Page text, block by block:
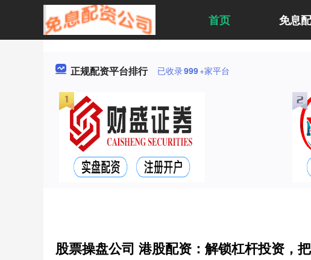
首页 免息
正规配资平台排行 已收录999+家平台
股票操盘公司 港股配资：解锁杠杆投资，